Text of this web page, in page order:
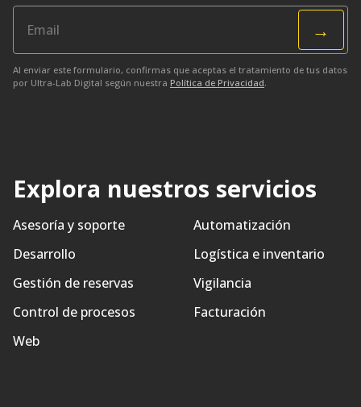
→
Al enviar este formulario, confirmas que aceptas el tratamiento de tus datos
por Ultra-Lab Digital según nuestra Política de Privacidad.
Explora nuestros servicios
Asesoría y soporte
Automatización
Desarrollo
Logística e inventario
Gestión de reservas
Vigilancia
Control de procesos
Facturación
Web